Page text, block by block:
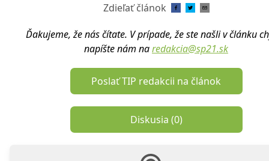
Zdieľať článok
Ďakujeme, že nás čítate. V prípade, že ste našli v článku
napíšte nám naredakcia@sp21.sk
Poslať TIP redakcii na článok
Diskusia (0)